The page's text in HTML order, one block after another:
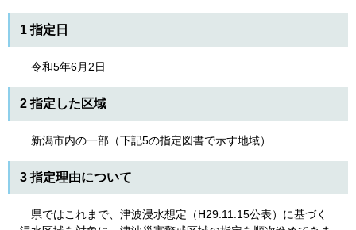
1 指定日
令和5年6月2日
2 指定した区域
新潟市内の一部（下記5の指定図書で示す地域）
3 指定理由について
県ではこれまで、津波浸水想定（H29.11.15公表）に基づく